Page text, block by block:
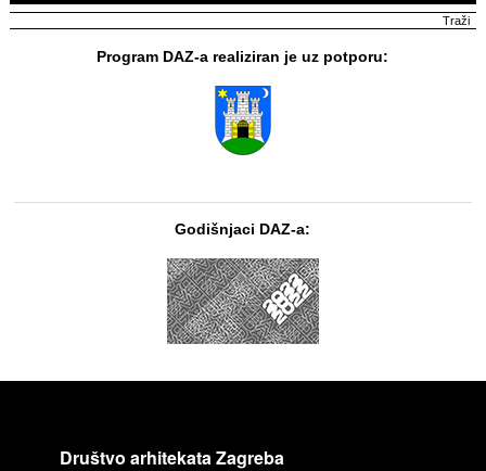
Program DAZ-a realiziran je uz potporu:
Godišnjaci DAZ-a:
Društvo arhitekata Zagreba